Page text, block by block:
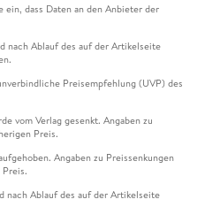
dass Daten an den Anbieter der
nach Ablauf des auf der Artikelseite
Preisempfehlung (UVP) des
vom Verlag gesenkt. Angaben zu
Preis.
Angaben zu Preissenkungen
nach Ablauf des auf der Artikelseite